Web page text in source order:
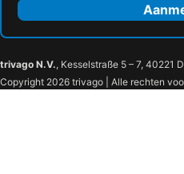
trivago N.V., Kesselstraße 5 – 7, 40221
Copyright 2026 trivago | Alle rechten